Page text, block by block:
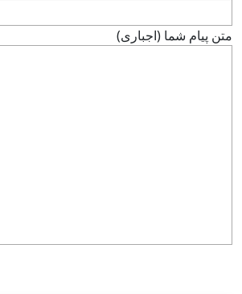
متن پيام شما (اجباری)